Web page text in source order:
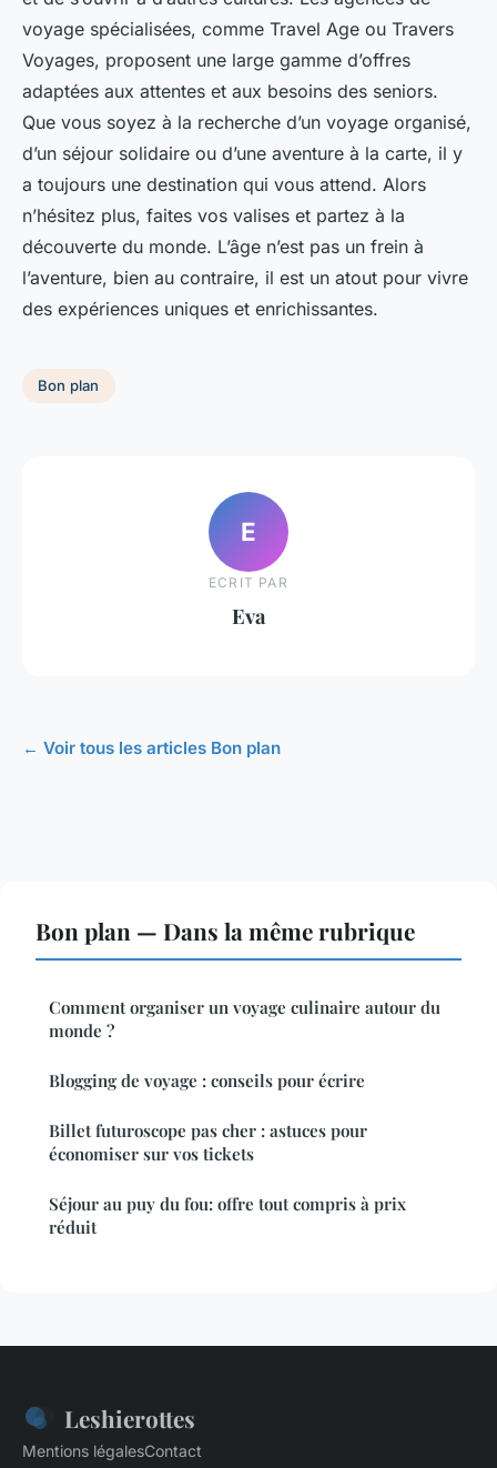
voyage spécialisées, comme Travel Age ou Travers
Voyages, proposent une large gamme d’offres
adaptées aux attentes et aux besoins des seniors.
Que vous soyez à la recherche d’un voyage organisé,
d’un séjour solidaire ou d’une aventure à la carte, il y
a toujours une destination qui vous attend. Alors
n’hésitez plus, faites vos valises et partez à la
découverte du monde. L’âge n’est pas un frein à
l’aventure, bien au contraire, il est un atout pour vivre
des expériences uniques et enrichissantes.
Bon plan
E
ECRIT PAR
Eva
← Voir tous les articles Bon plan
Bon plan — Dans la même rubrique
Comment organiser un voyage culinaire autour du
monde ?
Blogging de voyage : conseils pour écrire
Billet futuroscope pas cher : astuces pour
économiser sur vos tickets
Séjour au puy du fou: offre tout compris à prix
réduit
Leshierottes
Mentions légalesContact